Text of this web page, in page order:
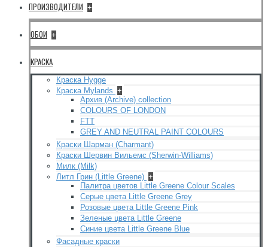
ПРОИЗВОДИТЕЛИ +
ОБОИ +
КРАСКА
Краска Hygge
Краска Mylands +
Архив (Archive) collection
COLOURS OF LONDON
FTT
GREY AND NEUTRAL PAINT COLOURS
Краски Шарман (Charmant)
Краски Шервин Вильемс (Sherwin-Williams)
Милк (Milk)
Литл Грин (Little Greene) +
Палитра цветов Little Greene Colour Scales
Серые цвета Little Greene Grey
Розовые цвета Little Greene Pink
Зеленые цвета Little Greene
Синие цвета Little Greene Blue
Фасадные краски